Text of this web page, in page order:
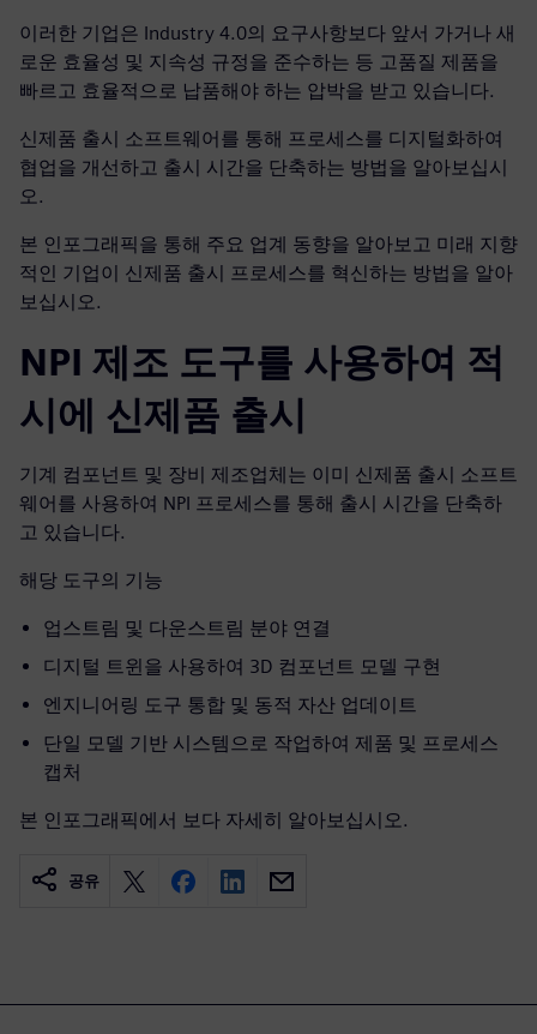
이러한 기업은 Industry 4.0의 요구사항보다 앞서 가거나 새
로운 효율성 및 지속성 규정을 준수하는 등 고품질 제품을
빠르고 효율적으로 납품해야 하는 압박을 받고 있습니다.
신제품 출시 소프트웨어를 통해 프로세스를 디지털화하여
협업을 개선하고 출시 시간을 단축하는 방법을 알아보십시
오.
본 인포그래픽을 통해 주요 업계 동향을 알아보고 미래 지향
적인 기업이 신제품 출시 프로세스를 혁신하는 방법을 알아
보십시오.
NPI 제조 도구를 사용하여 적
시에 신제품 출시
기계 컴포넌트 및 장비 제조업체는 이미 신제품 출시 소프트
웨어를 사용하여 NPI 프로세스를 통해 출시 시간을 단축하
고 있습니다.
해당 도구의 기능
업스트림 및 다운스트림 분야 연결
디지털 트윈을 사용하여 3D 컴포넌트 모델 구현
엔지니어링 도구 통합 및 동적 자산 업데이트
단일 모델 기반 시스템으로 작업하여 제품 및 프로세스
캡처
본 인포그래픽에서 보다 자세히 알아보십시오.
공유